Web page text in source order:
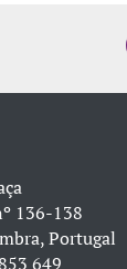
136-138
Portugal
649